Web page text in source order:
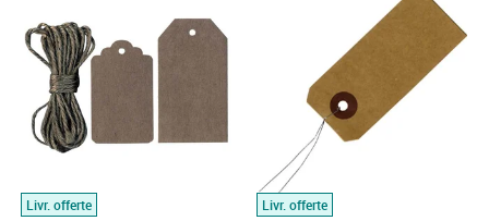
Livr. offerte
Livr. offerte